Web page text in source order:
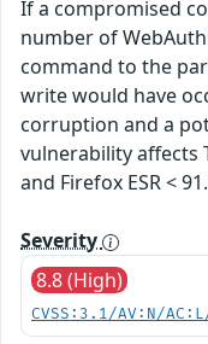
If a compromised
number of
command to the
write would have
corruption and a
vulnerability affects
and Firefox ESR <
Severity
8.8 (High)
CVSS:3.1/AV:N/